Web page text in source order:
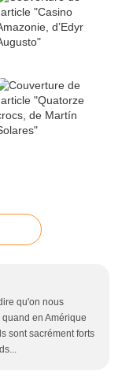
qu'on nous
en Amérique
sont sacrément forts